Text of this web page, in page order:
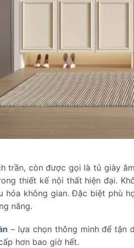
trần, còn được gọi là tủ giày
thiết kế nội thất hiện đại.
hóa không gian. Đặc biệt phù
năng.
– lựa chọn thông minh để tận
hơn bao giờ hết.